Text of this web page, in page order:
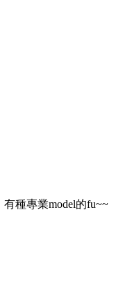
種專業model的fu~~